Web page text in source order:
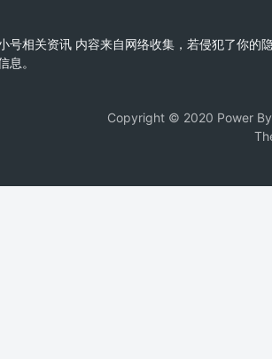
号相关资讯 内容来自网络收集，若侵犯了你的
息。
Copyright © 2020 Power By